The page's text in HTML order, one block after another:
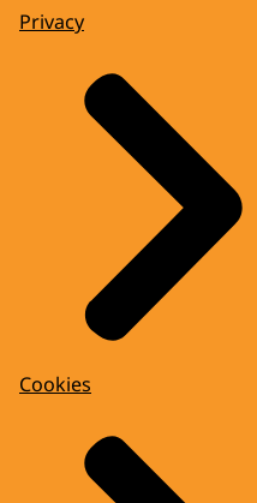
Privacy
Cookies